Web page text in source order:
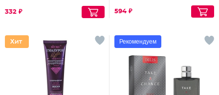
332 ₽ 594 ₽
Рекомендуем